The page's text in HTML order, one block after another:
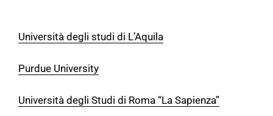
Università degli studi di L’Aquila
Purdue University
Università degli Studi di Roma “La Sapienza”